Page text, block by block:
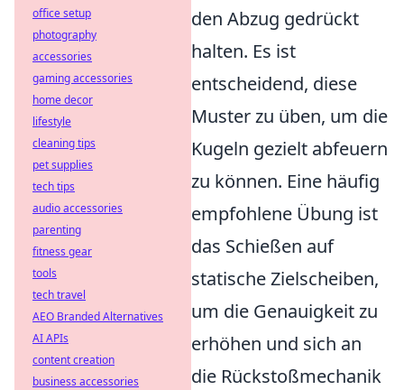
den Abzug gedrückt
halten. Es ist
entscheidend, diese
Muster zu üben, um die
Kugeln gezielt abfeuern
zu können. Eine häufig
empfohlene Übung ist
das Schießen auf
statische Zielscheiben,
um die Genauigkeit zu
erhöhen und sich an
die Rückstoßmechanik
office setup
photography
accessories
gaming accessories
home decor
lifestyle
cleaning tips
pet supplies
tech tips
audio accessories
parenting
fitness gear
tools
tech travel
AEO Branded Alternatives
AI APIs
content creation
business accessories